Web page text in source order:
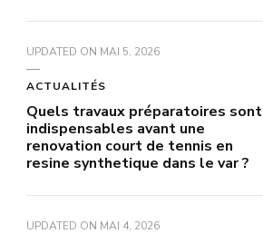
UPDATED ON MAI 5, 2026
ACTUALITÉS
Quels travaux préparatoires sont
indispensables avant une
renovation court de tennis en
resine synthetique dans le var ?
UPDATED ON MAI 4, 2026